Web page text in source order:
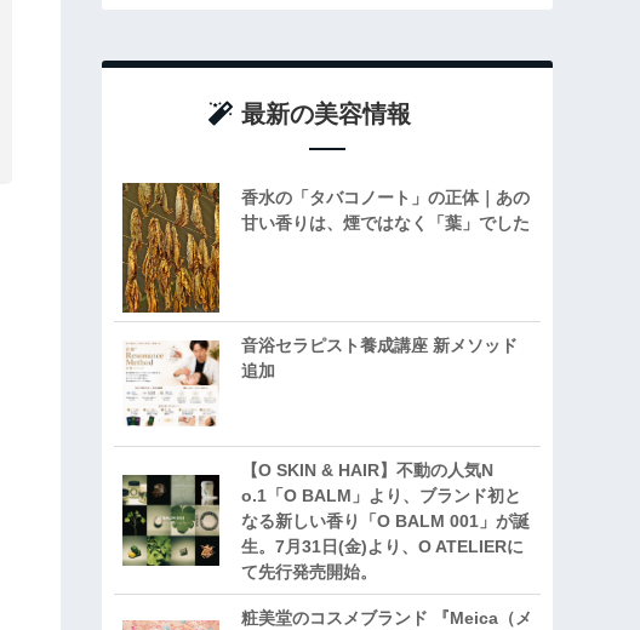
最新の美容情報
香水の「タバコノート」の正体｜あの
甘い香りは、煙ではなく「葉」でした
音浴セラピスト養成講座 新メソッド
追加
【O SKIN & HAIR】不動の人気N
o.1「O BALM」より、ブランド初と
なる新しい香り「O BALM 001」が誕
生。7月31日(金)より、O ATELIERに
て先行発売開始。
粧美堂のコスメブランド 『Meica（メ